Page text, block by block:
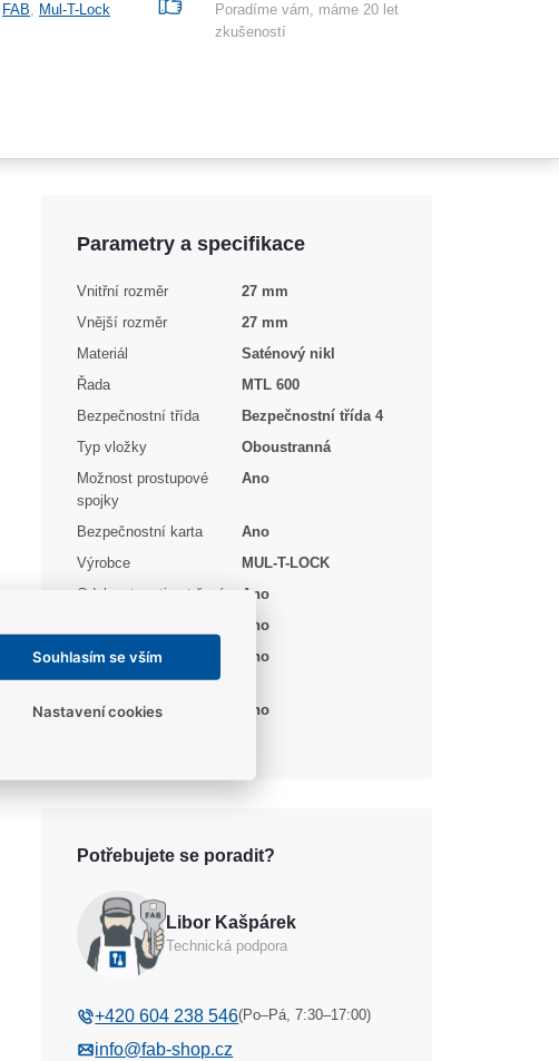
FAB, Mul-T-Lock
Poradíme vám, máme 20 let
zkušeností
Parametry a specifikace
Vnitřní rozměr
27 mm
Vnější rozměr
27 mm
Materiál
Saténový nikl
Řada
MTL 600
Bezpečnostní třída
Bezpečnostní třída 4
Typ vložky
Oboustranná
Možnost prostupové
spojky
Ano
Bezpečnostní karta
Ano
Výrobce
MUL-T-LOCK
Odolnost proti vytržení
Ano
Ano
Ochrana proti
planžetování
Ano
Ochrana proti
Ano
Potřebujete se poradit?
Libor Kašpárek
Technická podpora
+420 604 238 546(Po–Pá, 7:30–17:00)
info@fab-shop.cz
Souhlasím se vším
Nastavení cookies